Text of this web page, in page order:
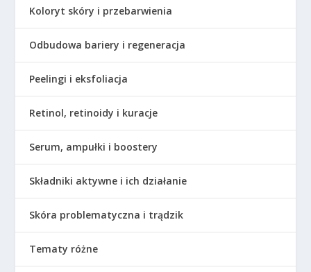
Koloryt skóry i przebarwienia
Odbudowa bariery i regeneracja
Peelingi i eksfoliacja
Retinol, retinoidy i kuracje
Serum, ampułki i boostery
Składniki aktywne i ich działanie
Skóra problematyczna i trądzik
Tematy różne